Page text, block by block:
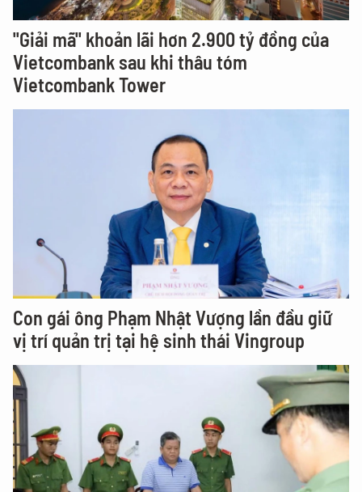
"Giải mã" khoản lãi hơn 2.900 tỷ đồng của
Vietcombank sau khi thâu tóm
Vietcombank Tower
Con gái ông Phạm Nhật Vượng lần đầu giữ
vị trí quản trị tại hệ sinh thái Vingroup